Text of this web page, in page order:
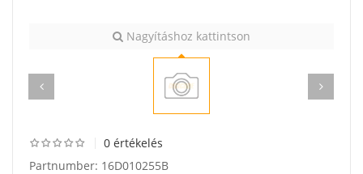
Nagyításhoz kattintson
0 értékelés
Partnumber: 16D010255B